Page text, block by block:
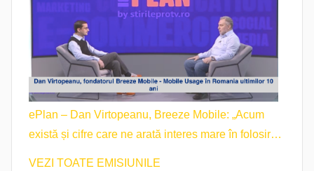
ePlan – Dan Virtopeanu, Breeze Mobile: „Acum
există și cifre care ne arată interes mare în folosirea
VEZI TOATE EMISIUNILE